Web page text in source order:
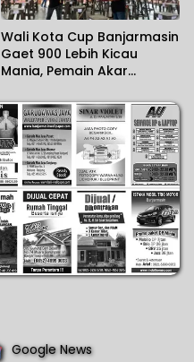
Wali Kota Cup Banjarmasin
Gaet 900 Lebih Kicau
Mania, Pemain Akar
Google News